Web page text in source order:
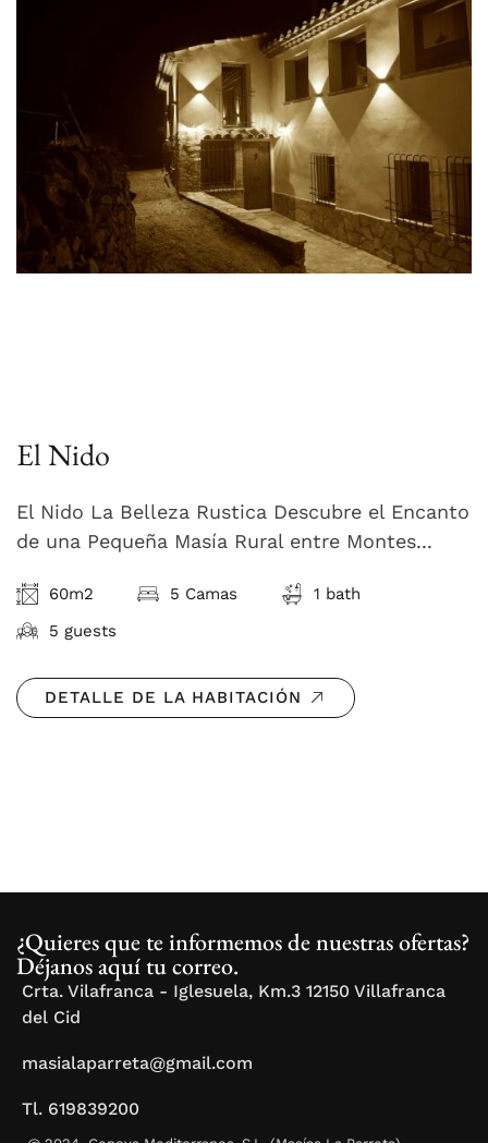
El Nido
El Nido La Belleza Rustica Descubre el Encanto
de una Pequeña Masía Rural entre Montes...
60m2 5 Camas
1 bath
5 guests
DETALLE DE LA HABITACIÓN
¿Quieres que te informemos de nuestras ofertas?
Déjanos aquí tu correo.
Crta. Vilafranca - Iglesuela, Km.3 12150 Villafranca
del Cid
masialaparreta@gmail.com
Tl. 619839200